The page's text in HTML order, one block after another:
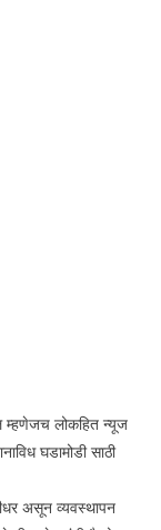
म्हणेजच लोकहित न्यूज
घडामोडी साठी
असून व्यवस्थापन